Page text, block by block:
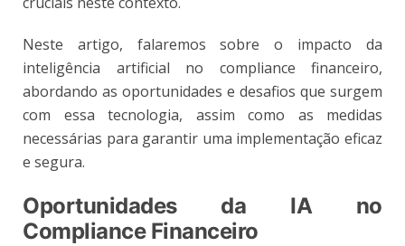
Neste artigo, falaremos sobre o impacto da
inteligência artificial no compliance financeiro,
abordando as oportunidades e desafios que surgem
com essa tecnologia, assim como as medidas
necessárias para garantir uma implementação eficaz
e segura.
Oportunidades da IA no
Compliance Financeiro